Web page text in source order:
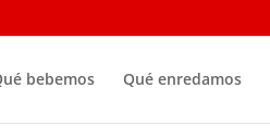
bebemos Qué enredamos